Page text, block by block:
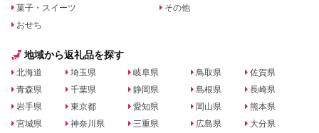
菓子・スイーツ
おせち
その他
地域から返礼品を探す
北海道
青森県
岩手県
宮城県
埼玉県
千葉県
東京都
神奈川県
岐阜県
静岡県
愛知県
三重県
鳥取県
島根県
岡山県
広島県
佐賀県
長崎県
熊本県
大分県